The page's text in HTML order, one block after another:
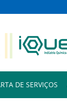
DE SERVIÇOS